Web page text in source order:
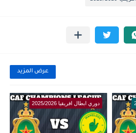
عرض المزيد
دوري ابطال افريقيا 2025/2026